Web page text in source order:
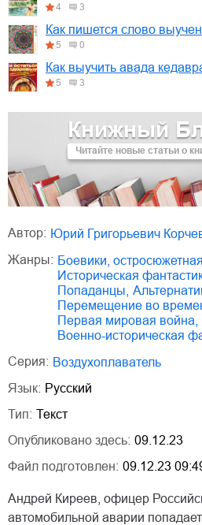
Книжный
Читайте новые статьи о
4 3
Как пишется слово
5 0
Как выучить авада
5 3
Автор:
Юрий Григорьевич
Жанры:
боевики,
историческая
попаданцы
перемещение во
Первая мировая война
военно-историческая
Серия:
Воздухоплаватель
Язык: Русский
Тип: Текст
Опубликовано здесь: 09.12.23
Файл подготовлен: 09.12.23
Андрей Киреев, офицер
автомобильной аварии